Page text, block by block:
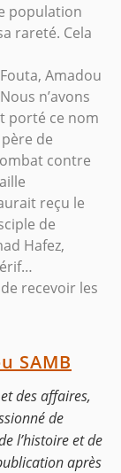
population
rareté. Cela
Amadou
n’avons
porté ce nom
de
contre
reçu le
de
Hafez,
recevoir les
SAMB
des affaires,
de
l’histoire et de
après